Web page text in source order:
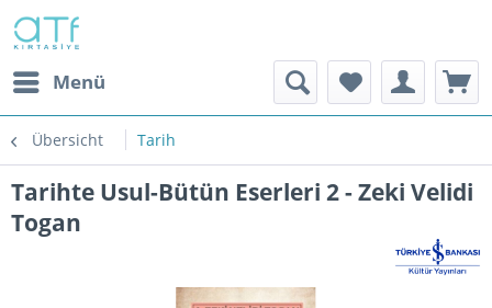
Menü
Übersicht Tarih
Tarihte Usul-Bütün Eserleri 2 - Zeki Velidi
Togan